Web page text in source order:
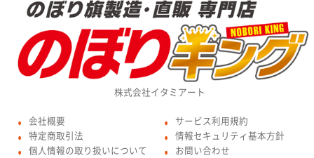
株式会社イタミアート
● 会社概要
● 特定商取引法
● 個人情報の取り扱いについて
● サービス利用規約
● 情報セキュリティ基本方針
● お問い合わせ